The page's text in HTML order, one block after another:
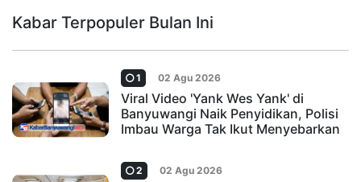
Kabar Terpopuler Bulan Ini
1 02 Agu 2026
Viral Video 'Yank Wes Yank' di
Banyuwangi Naik Penyidikan, Polisi
Imbau Warga Tak Ikut Menyebarkan
2 02 Agu 2026